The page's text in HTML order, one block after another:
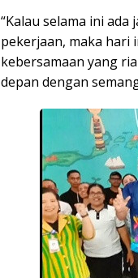
“Kalau selama ini
pekerjaan, maka hari
kebersamaan yang
depan dengan